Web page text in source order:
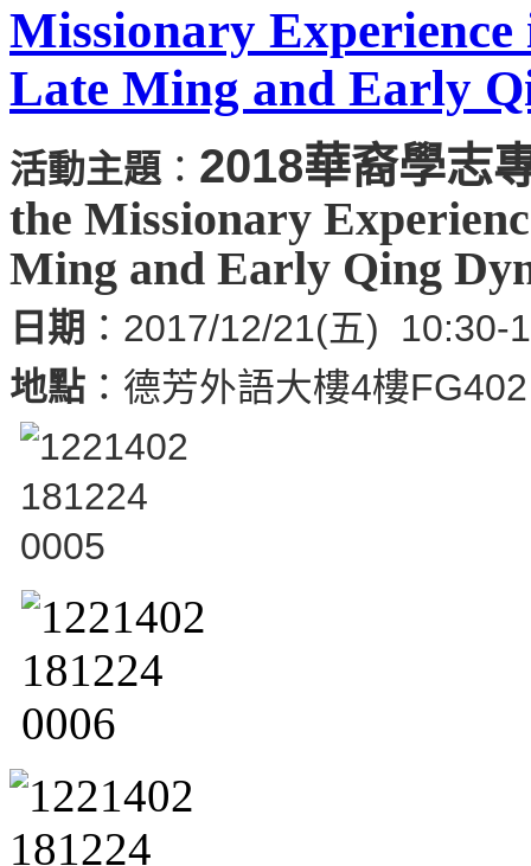
Missionary
Late Ming and Early
活動主題： 2018華裔學志
the Missionary
Ming and Early Qing
日期 ：2017/12/21(五) 10:30-
地點 ：德芳外語大樓4樓FG402